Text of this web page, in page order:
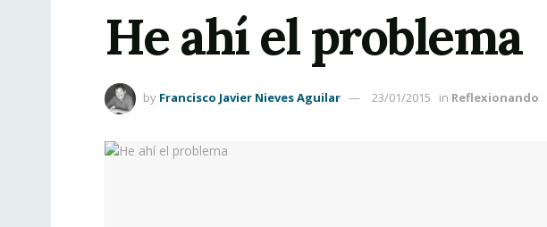
He ahí el problema
by Francisco Javier Nieves Aguilar 23/01/2015 in Reflexionando